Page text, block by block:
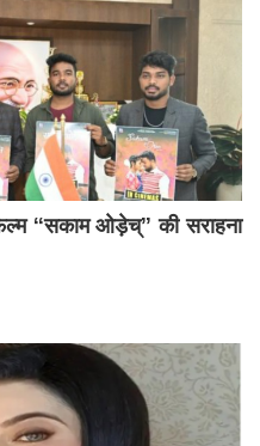
“सकाम ओड़ेच्” की सराहना